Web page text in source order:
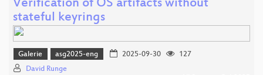
Verification of OS artifacts without
stateful keyrings
Galerie asg2025-eng 2025-09-30
127
David Runge